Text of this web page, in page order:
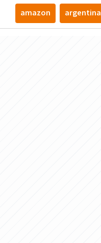
amazon argentina